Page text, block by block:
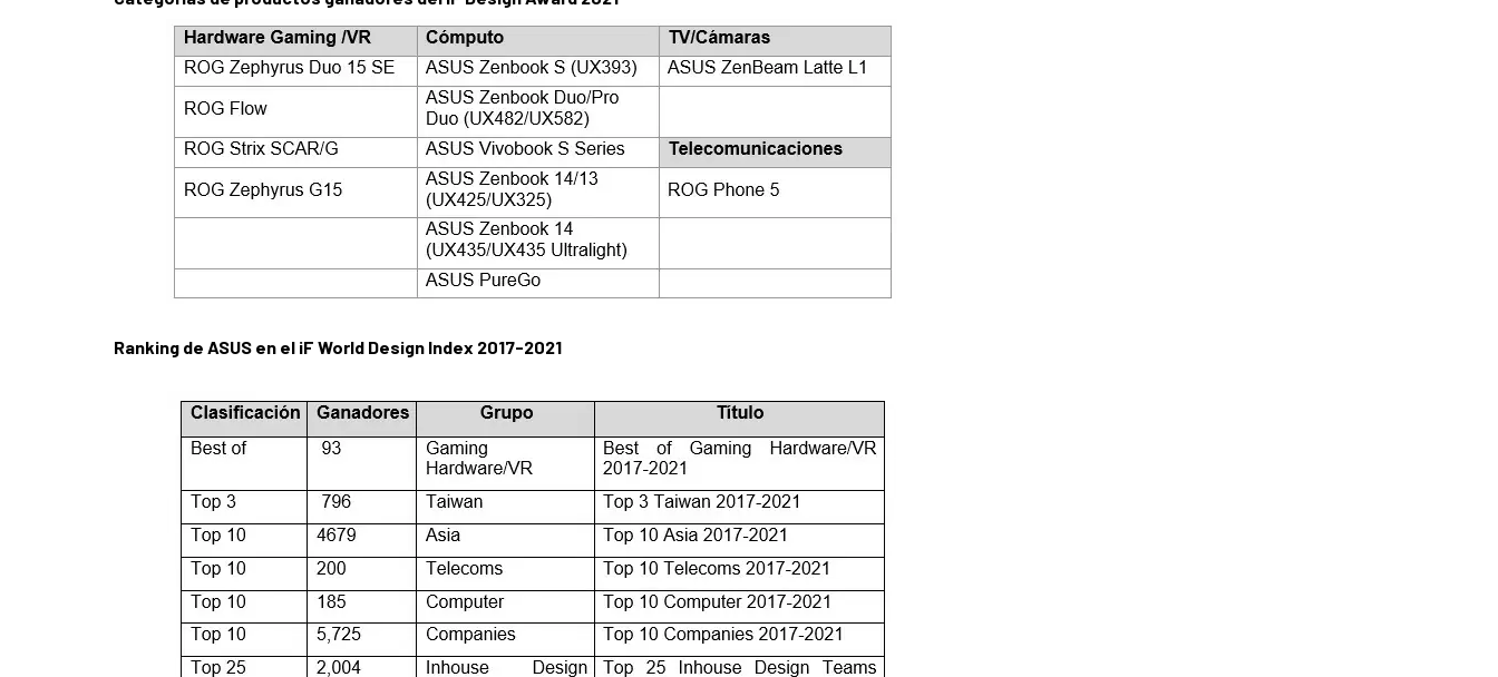
Ranking de ASUS en el iF World Design Index 2017-2021